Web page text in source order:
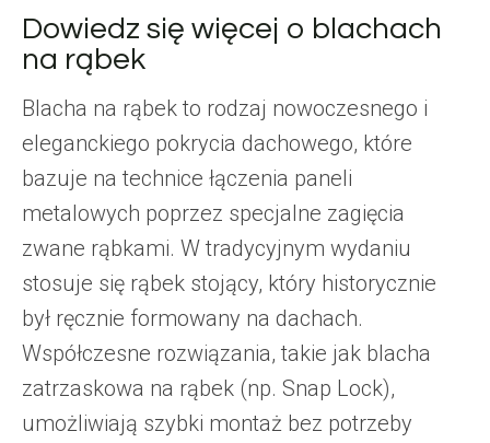
Dowiedz się więcej o blachach
na rąbek
Blacha na rąbek to rodzaj nowoczesnego i
eleganckiego pokrycia dachowego, które
bazuje na technice łączenia paneli
metalowych poprzez specjalne zagięcia
zwane rąbkami. W tradycyjnym wydaniu
stosuje się rąbek stojący, który historycznie
był ręcznie formowany na dachach.
Współczesne rozwiązania, takie jak blacha
zatrzaskowa na rąbek (np. Snap Lock),
umożliwiają szybki montaż bez potrzeby